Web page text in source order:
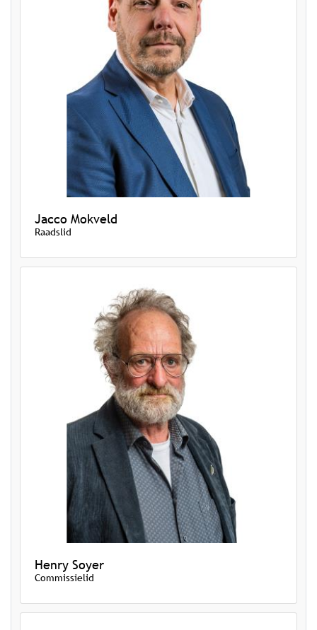
Jacco Mokveld
Raadslid
Henry Soyer
Commissielid